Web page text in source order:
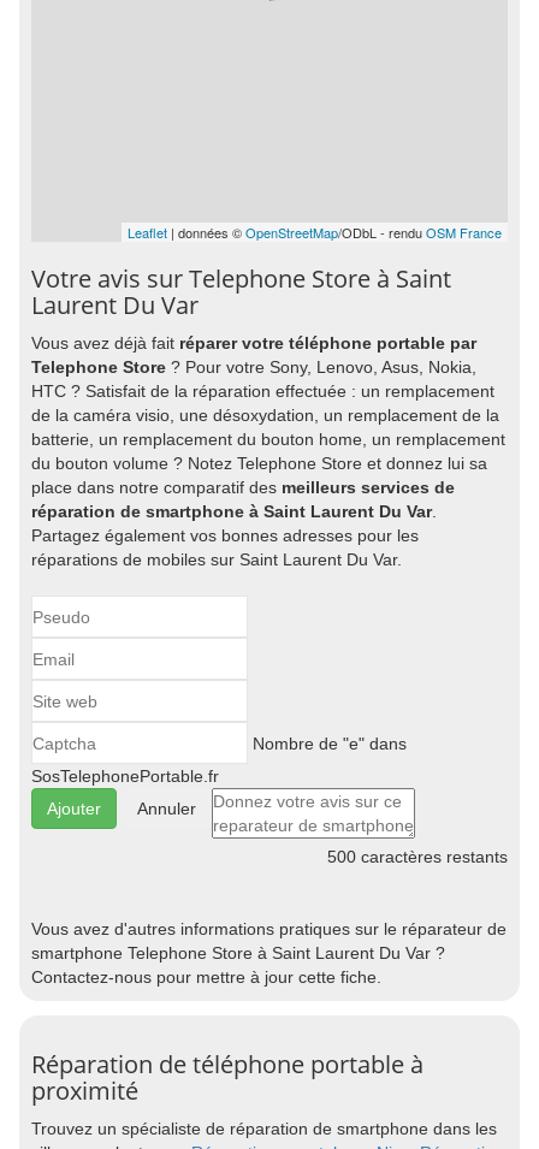
Leaflet | données ©OpenStreetMap/ODbL - renduOSM France
Votre avis sur Telephone Store à Saint
Laurent Du Var
Vous avez déjà fait réparer votre téléphone portable par
Telephone Store ? Pour votre Sony, Lenovo, Asus, Nokia,
HTC ? Satisfait de la réparation effectuée : un remplacement
de la caméra visio, une désoxydation, un remplacement de la
batterie, un remplacement du bouton home, un remplacement
du bouton volume ? Notez Telephone Store et donnez lui sa
place dans notre comparatif des meilleurs services de
réparation de smartphone à Saint Laurent Du Var.
Partagez également vos bonnes adresses pour les
réparations de mobiles sur Saint Laurent Du Var.
Nombre de "e" dans
SosTelephonePortable.fr
Annuler
500 caractères restants
Vous avez d'autres informations pratiques sur le réparateur de
smartphone Telephone Store à Saint Laurent Du Var ?
Contactez-nous pour mettre à jour cette fiche.
Réparation de téléphone portable à
proximité
Trouvez un spécialiste de réparation de smartphone dans les